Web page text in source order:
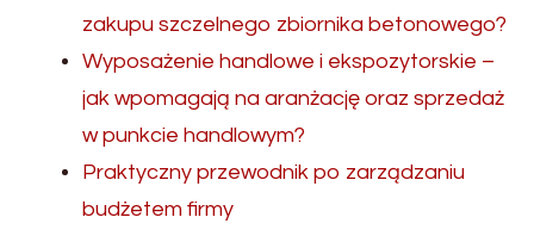
zakupu szczelnego zbiornika betonowego?
Wyposażenie handlowe i ekspozytorskie –
jak wpomagają na aranżację oraz sprzedaż
w punkcie handlowym?
Praktyczny przewodnik po zarządzaniu
budżetem firmy